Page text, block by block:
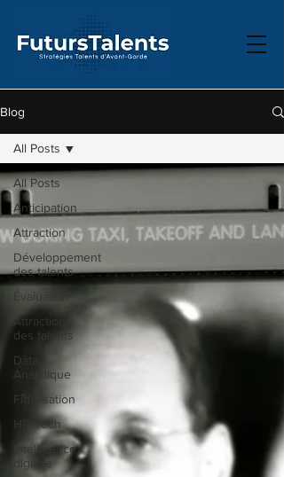
Blog
All Posts
Anticipation
Attraction
Développement
des talents
Évaluation
Attraction
des talents
Data
Analytique
Fidélisation
HR-Tech
Intelligence
digitale
All Posts